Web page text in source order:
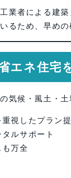
業者による建築
るため、早めの
エネ住宅
気候・風土・
視したプラン
ルサポート
万全